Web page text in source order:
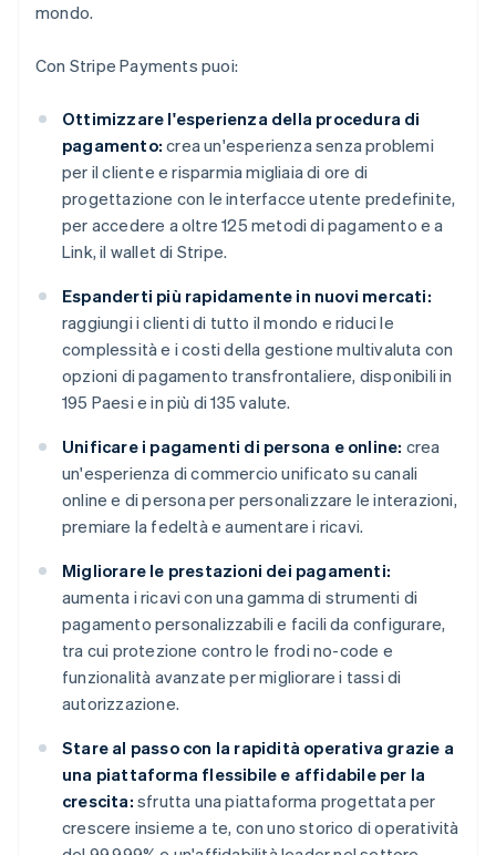
mondo.
Con Stripe Payments puoi:
Ottimizzare l'esperienza della procedura di
pagamento: crea un'esperienza senza problemi
per il cliente e risparmia migliaia di ore di
progettazione con le interfacce utente predefinite,
per accedere a oltre 125 metodi di pagamento e a
Link, il wallet di Stripe.
Espanderti più rapidamente in nuovi mercati:
raggiungi i clienti di tutto il mondo e riduci le
complessità e i costi della gestione multivaluta con
opzioni di pagamento transfrontaliere, disponibili in
195 Paesi e in più di 135 valute.
Unificare i pagamenti di persona e online: crea
un'esperienza di commercio unificato su canali
online e di persona per personalizzare le interazioni,
premiare la fedeltà e aumentare i ricavi.
Migliorare le prestazioni dei pagamenti:
aumenta i ricavi con una gamma di strumenti di
pagamento personalizzabili e facili da configurare,
tra cui protezione contro le frodi no-code e
funzionalità avanzate per migliorare i tassi di
autorizzazione.
Stare al passo con la rapidità operativa grazie a
una piattaforma flessibile e affidabile per la
crescita: sfrutta una piattaforma progettata per
crescere insieme a te, con uno storico di operatività